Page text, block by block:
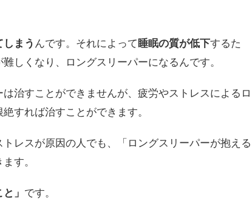
まう んです。それによって 睡眠の質が低下するた
しくなり、ロングスリーパーになるんです。
治すことができませんが、疲労やストレスによるロ
すれば治すことができます。
レスが原因の人でも、「ロングスリーパーが抱える
す。
」 です。